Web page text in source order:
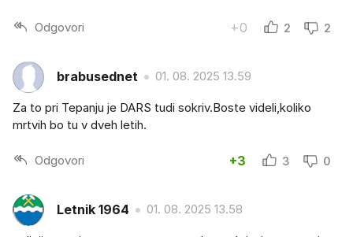
Odgovori +0 2 2
brabusednet 01. 08. 2025 13.59
Za to pri Tepanju je DARS tudi sokriv.Boste videli,koliko
mrtvih bo tu v dveh letih.
Odgovori +3 3 0
Letnik 1964 01. 08. 2025 13.58